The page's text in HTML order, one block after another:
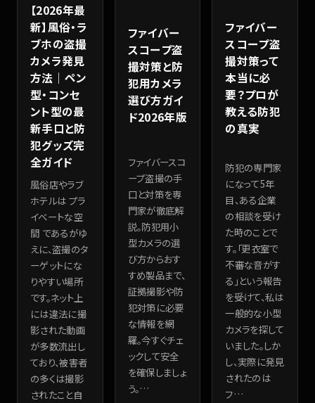
【2026年最
新】風俗・ラ
ブホの盗撮
カメラ発見
方法｜ペン
型・コンセ
ント型の最
新手口と防
犯グッズ完
全ガイド
風俗店やラブ
ホテルは プラ
イベートな空
間 であるがゆ
えに、盗撮のタ
ーゲットにな
りやすい場所
です。ネット上
には違法に撮
影された動画
が多数流出し
ており、被害者
の多くは撮影
されたこと自
ファイバー
スコープ盗
撮対策と防
犯用カメラ
選び方ガイ
ド2026年版
ファイバースコ
ープ盗撮の手
口と対策を専
門家が徹底解
説。防犯用小
型カメラの選
び方からおす
すめ製品まで、
証拠撮影や防
犯対策に必要
な情報を網
羅。今すぐチェ
ックして安全
を確保しましょ
う。…
ファイバー
スコープ盗
撮対策って
本当に必
要？プロが
教える防犯
の真実
防犯の専門家
になって5年
目、ある企業
の相談を受け
た時のことで
す。「更衣室で
不審な音がす
る」という報告
を受けて、私は
一般的な小型
カメラを探して
いました。しか
し、実際に発見
されたのは
フ…